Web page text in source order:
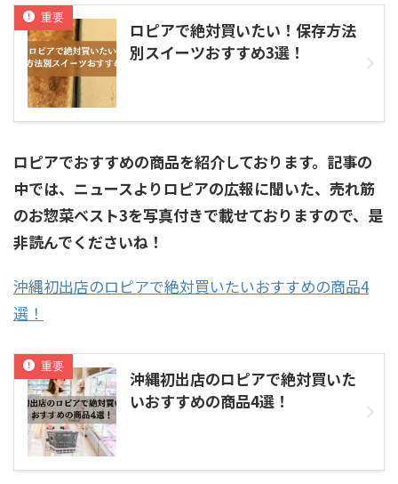
ロピアで絶対買いたい！保存方法
別スイーツおすすめ3選！
ロピアでおすすめの商品を紹介しております。記事の
中では、ニュースよりロピアの広報に聞いた、売れ筋
のお惣菜ベスト3を写真付きで載せておりますので、是
非読んでくださいね！
沖縄初出店のロピアで絶対買いたいおすすめの商品4
選！
沖縄初出店のロピアで絶対買いた
いおすすめの商品4選！